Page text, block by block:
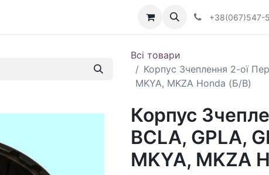
+38(067)547-
Всі товари
Корпус Зчеплення 2-ої
MKYA, MKZA Honda (Б/В)
Корпус
BCLA, GPLA,
MKYA, MKZA